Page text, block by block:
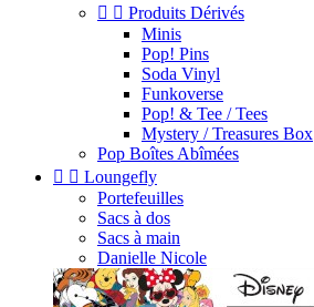
  Produits Dérivés
Minis
Pop! Pins
Soda Vinyl
Funkoverse
Pop! & Tee / Tees
Mystery / Treasures Box
Pop Boîtes Abîmées
  Loungefly
Portefeuilles
Sacs à dos
Sacs à main
Danielle Nicole